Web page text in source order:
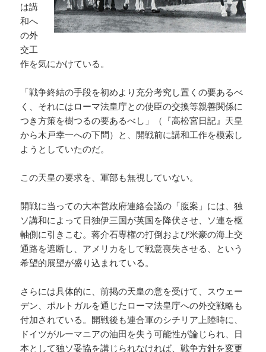
は講
和へ
の外
交工
作を気にかけている。
「戦争終結の手段を初めより充分考究し置くの要あるべ
く、それにはローマ法皇庁との使臣の交換等親善関係に
つき方策を樹つるの要あるべし」（『高松宮日記』天皇
から木戸幸一への下問）と、開戦前に講和工作を模索し
ようとしていたのだ。
この天皇の要求を、軍部も無視していない。
開戦に当っての大本営政府連絡会議の「腹案」には、独
ソ講和によって日独伊三国が英国を降伏させ、ソ連を枢
軸側に引きこむ。蒋介石専権の打倒および米豪の海上交
通路を遮断し、アメリカをして戦意喪失させる、という
希望的展望が盛り込まれている。
さらには具体的に、前掲の天皇の意を受けて、スウェー
デン、ポルトガルを通じたローマ法皇庁への外交戦略も
付加されている。開戦後も連合軍のシチリア上陸時に、
ドイツがルーマニアの油田を失う可能性が論じられ、日
本として独ソ妥協を講じられなければ、戦争方針を変更